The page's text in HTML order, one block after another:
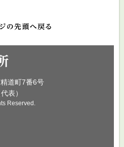
道町7番6号
表）
Reserved.